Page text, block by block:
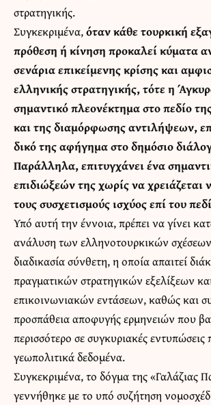
στρατηγικής.
Συγκεκριμένα,όταν κάθε τουρκική
πρόθεση ή κίνηση προκαλεί κύματα
σενάρια επικείμενης κρίσης και
ελληνικής στρατηγικής, τότε η
σημαντικό πλεονέκτημα στο πεδίο
και της διαμόρφωσης αντιλήψεων,
δικό της αφήγημα στο δημόσιο
Παράλληλα, επιτυγχάνει ένα
επιδιώξεών της χωρίς να χρειάζεται
τους συσχετισμούς ισχύος επί του
Υπό αυτή την έννοια, πρέπει να γίνει
ανάλυση των ελληνοτουρκικών σχέσεων
διαδικασία σύνθετη, η οποία απαιτεί
πραγματικών στρατηγικών εξελίξεων
επικοινωνιακών εντάσεων, καθώς και
προσπάθεια αποφυγής ερμηνειών που
περισσότερο σε συγκυριακές εντυπώσεις
γεωπολιτικά δεδομένα.
Συγκεκριμένα, το δόγμα της «Γαλάζιας
γεννήθηκε με το υπό συζήτηση